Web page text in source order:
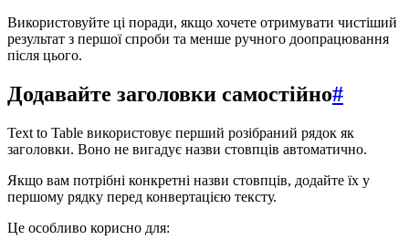
Використовуйте ці поради, якщо хочете отримувати чистіший
результат з першої спроби та менше ручного доопрацювання
після цього.
Додавайте заголовки самостійно#
Text to Table використовує перший розібраний рядок як
заголовки. Воно не вигадує назви стовпців автоматично.
Якщо вам потрібні конкретні назви стовпців, додайте їх у
першому рядку перед конвертацією тексту.
Це особливо корисно для: